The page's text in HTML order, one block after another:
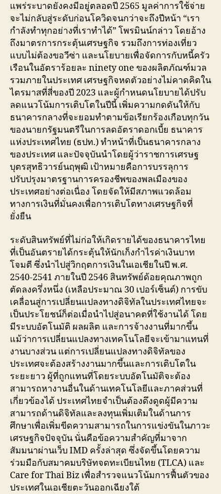
แพร่ระบาดยังคงมีอยู่ตลอดปี 2565 มูลค่าการใช้จ่าย
จะไม่กลับสู่ระดับก่อนโควิดจนกว่าจะถึงปีหน้า “เรา
กำลังทำทุกอย่างที่เราทำได้” โพรมินน์กล่าว โดยอ้าง
ถึงมาตรการกระตุ้นเศรษฐกิจ รวมถึงการท่องเที่ยว
แบบไม่ต้องขอวีซ่า และนโยบายเพื่อจัดการกับหนี้ครัว
เรือนในอัตราร้อยละ ninety one ของผลิตภัณฑ์มวล
รวมภายในประเทศ เศรษฐกิจหดตัวอย่างไม่คาดคิดใน
ไตรมาสที่สี่ของปี 2023 และผู้กำหนดนโยบายได้ปรับ
ลดแนวโน้มการเติบโตในปีนี้ เพิ่มความกดดันให้กับ
ธนาคารกลางที่จะยอมทำตามข้อเรียกร้องเกือบทุกวัน
ของนายกรัฐมนตรีในการลดอัตราดอกเบี้ย ธนาคาร
แห่งประเทศไทย (ธปท.) ทำหน้าที่เป็นธนาคารกลาง
ของประเทศ และปัจจุบันนำโดยผู้ว่าราชการเศรษฐ
บุตรสุทธิวารย์นฤพุฒิ เป้าหมายคือการบรรลุการ
ปรับปรุงมาตรฐานการครองชีพของพลเมืองของ
ประเทศอย่างต่อเนื่อง โดยจัดให้มีสภาพแวดล้อม
ทางการเงินที่มั่นคงเพื่อการเติบโตทางเศรษฐกิจที่
ยั่งยืน
ระดับสินทรัพย์ที่ไม่ก่อให้เกิดรายได้ของธนาคารไทย
ที่เป็นอันตรายได้กระตุ้นให้นักเก็งกำไรค่าเงินบาท
โจมตี ซึ่งนำไปสู่วิกฤตการเงินในเอเชียในปี พ.ศ.
2540-2541 ภายในปี 2546 สินทรัพย์ด้อยคุณภาพถูก
ตัดลงครึ่งหนึ่ง (เหลือประมาณ 30 เปอร์เซ็นต์) การขับ
เคลื่อนสู่การเปลี่ยนแปลงทางดิจิทัลในประเทศไทยจะ
เป็นประโยชน์ก็ต่อเมื่อนำไปสู่อนาคตที่ใช้งานได้ โดย
มีระบบอัตโนมัติ ผลผลิต และการจ้างงานที่มากขึ้น
แม้ว่าการเปลี่ยนแปลงทางเทคโนโลยีจะเข้ามาแทนที่
งานบางส่วน แต่การเปลี่ยนแปลงทางดิจิทัลของ
ประเทศจะต้องสร้างงานมากขึ้นและการเติบโตใน
ระยะยาว ผู้ที่ถูกแทนที่โดยระบบอัตโนมัติจะต้อง
สามารถหางานอื่นในด้านเทคโนโลยีและภาคส่วนที่
เกี่ยวข้องได้ ประเทศไทยจำเป็นต้องดึงดูดผู้มีความ
สามารถด้านดิจิทัลและลงทุนเพิ่มเติมในด้านการ
ศึกษาเพื่อเพิ่มขีดความสามารถในการแข่งขันในภาวะ
เศรษฐกิจปัจจุบัน นั่นคือข้อความสำคัญที่มาจาก
สัมมนาผ่านเว็บ IMD ครั้งล่าสุด ซึ่งจัดขึ้นโดยความ
ร่วมมือกับสมาคมบริษัทจดทะเบียนไทย (TLCA) และ
Care for Thai Biz เพื่อสำรวจแนวโน้มการฟื้นตัวของ
ประเทศในเอเชียตะวันออกเฉียงใต้